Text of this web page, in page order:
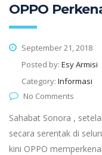
OPPO
September 21, 2018
Posted by: Esy Armisi
Category: Informasi
No Comments
Sahabat Sonora ,
secara serentak di
kini OPPO